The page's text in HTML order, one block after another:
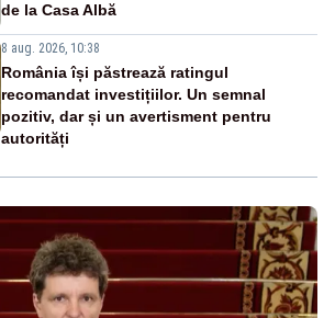
de la Casa Albă
8 aug. 2026, 10:38
România își păstrează ratingul
recomandat investițiilor. Un semnal
pozitiv, dar și un avertisment pentru
autorități